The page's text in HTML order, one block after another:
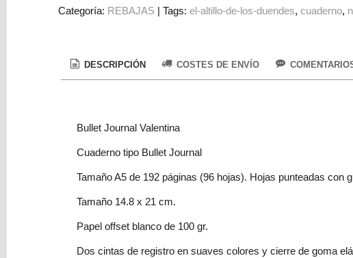
DIY
Marcas
Carrito
Categoría: REBAJAS |Tags:el-altillo-de-los-duendes cuaderno
DESCRIPCIÓN COSTES DE ENVÍO
Bullet Journal Valentina
Cuaderno tipo Bullet Journal
Tamaño A5 de 192 páginas (96 hojas). Hojas punteadas
Tamaño 14.8 x 21 cm.
Papel offset blanco de 100 gr.
Dos cintas de registro en suaves colores y cierre de goma